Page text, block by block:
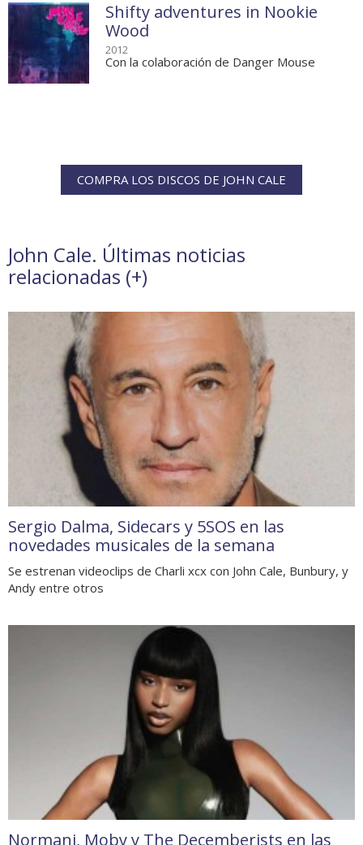
Shifty adventures in Nookie
Wood
2012
Con la colaboración de Danger Mouse
COMPRA LOS DISCOS DE JOHN CALE
John Cale. Últimas noticias
relacionadas (+)
Sergio Dalma, Sidecars y 5SOS en las
novedades musicales de la semana
Se estrenan videoclips de Charli xcx con John Cale, Bunbury, y
Andy entre otros
Normani, Moby y The Decemberists en las